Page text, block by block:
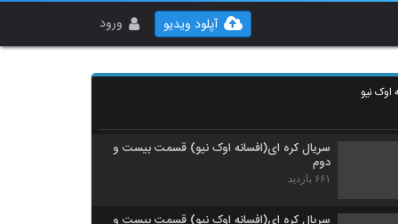
ورود آپلود ویدیو
اوک نیو
سریال کره ای (افسانه اوک نیو) قسمت بیست و
سریال کره ای(افسانه اوک نیو) قسمت بیست و
دوم
۶۶۱ بازدید